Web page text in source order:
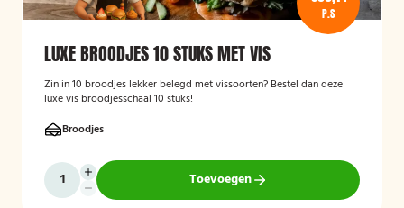
P.S
LUXE BROODJES 10 STUKS MET VIS
Zin in 10 broodjes lekker belegd met vissoorten? Bestel dan deze
luxe vis broodjesschaal 10 stuks!
Broodjes
Toevoegen